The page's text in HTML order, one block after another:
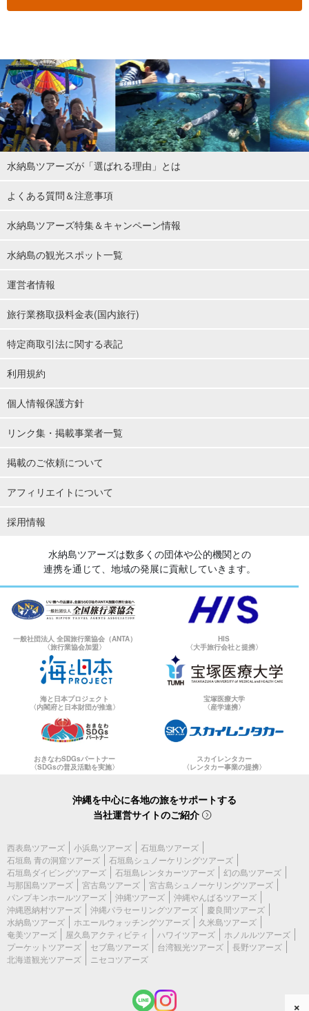
水納島ツアーズが「選ばれる理由」とは
よくある質問＆注意事項
水納島ツアーズ特集＆キャンペーン情報
水納島の観光スポット一覧
運営者情報
旅行業務取扱料金表(国内旅行)
特定商取引法に関する表記
利用規約
個人情報保護方針
リンク集・掲載事業者一覧
掲載のご依頼について
アフィリエイトについて
採用情報
水納島ツアーズは数多くの団体や公的機関との
連携を通じて、地域の発展に貢献していきます。
一般社団法人 全国旅行業協会（ANTA）
〈旅行業協会加盟〉
HIS
〈大手旅行会社と提携〉
海と日本プロジェクト
〈内閣府と日本財団が推進〉
宝塚医療大学
〈産学連携〉
おきなわSDGsパートナー
〈SDGsの普及活動を実施〉
スカイレンタカー
〈レンタカー事業の提携〉
沖縄を中心に各地の旅をサポートする
当社運営サイトのご紹介
西表島ツアーズ 小浜島ツアーズ
石垣島ツアーズ
石垣島 青の洞窟ツアーズ
石垣島シュノーケリングツアーズ
石垣島ダイビングツアーズ
石垣島レンタカーツアーズ
幻の島ツアーズ
与那国島ツアーズ
宮古島ツアーズ
宮古島シュノーケリングツアーズ
パンプキンホールツアーズ
沖縄ツアーズ
沖縄やんばるツアーズ
沖縄恩納村ツアーズ
沖縄パラセーリングツアーズ
慶良間ツアーズ
水納島ツアーズ
ホエールウォッチングツアーズ
久米島ツアーズ
奄美ツアーズ
屋久島アクティビティ ハワイツアーズ
ホノルルツアーズ
プーケットツアーズ
セブ島ツアーズ 台湾観光ツアーズ
長野ツアーズ
北海道観光ツアーズ
ニセコツアーズ
×